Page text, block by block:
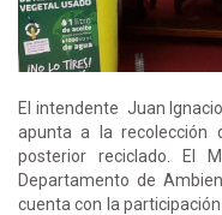
El intendente Juan
apunta a la recolección
posterior reciclado. El
Departamento de
cuenta con la